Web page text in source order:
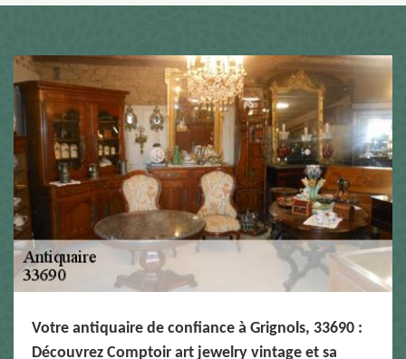
Votre antiquaire de confiance à Grignols, 33690 :
Découvrez Comptoir art jewelry vintage et sa